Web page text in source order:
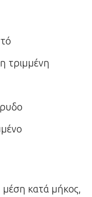
τριμμένη
μέση κατά μήκος,